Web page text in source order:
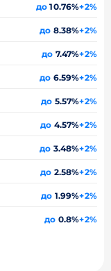
до 10.76%+2%
до 8.38%+2%
до 7.47%+2%
до 6.59%+2%
до 5.57%+2%
до 4.57%+2%
до 3.48%+2%
до 2.58%+2%
до 1.99%+2%
до 0.8%+2%